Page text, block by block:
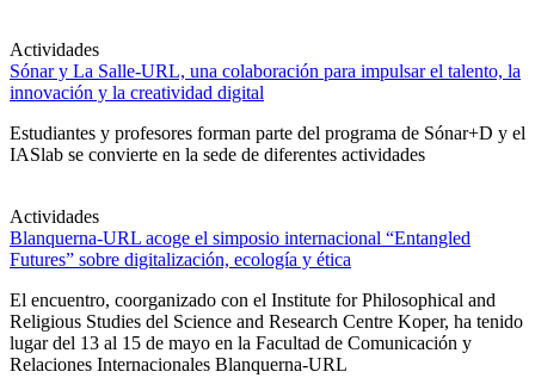
Actividades
Sónar y La Salle-URL, una colaboración para impulsar el talento, la
innovación y la creatividad digital
Estudiantes y profesores forman parte del programa de Sónar+D y el
IASlab se convierte en la sede de diferentes actividades
Actividades
Blanquerna-URL acoge el simposio internacional “Entangled
Futures” sobre digitalización, ecología y ética
El encuentro, coorganizado con el Institute for Philosophical and
Religious Studies del Science and Research Centre Koper, ha tenido
lugar del 13 al 15 de mayo en la Facultad de Comunicación y
Relaciones Internacionales Blanquerna-URL